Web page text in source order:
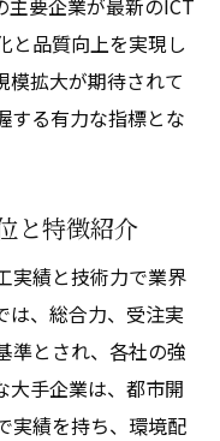
主要企業が最新のICT
と品質向上を実現し
模拡大が期待されて
する有力な指標とな
と特徴紹介
実績と技術力で業界
は、総合力、受注実
準とされ、各社の強
大手企業は、都市開
実績を持ち、環境配